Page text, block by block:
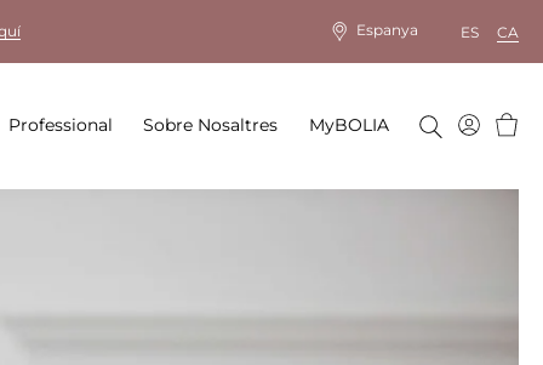
Espanya ES CA
Professional Sobre Nosaltres MyBOLIA